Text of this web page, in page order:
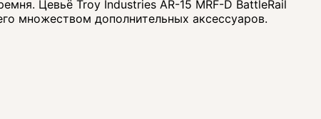
Цевьё Troy Industries AR-15 MRF-D BattleRail
множеством дополнительных аксессуаров.